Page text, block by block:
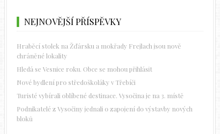
NEJNOVĚJŠÍ PŘÍSPĚVKY
Hraběcí stolek na Žďársku a mokřady Frejlach jsou nově
chráněné lokality
Hledá se Vesnice roku. Obce se mohou přihlásit
Nové bydlení pro středoškoláky v Třebíči
Turisté vybírali oblíbené destinace. Vysočina je na 3. místě
Podnikatelé z Vysočiny jednali o zapojení do výstavby nových
bloků